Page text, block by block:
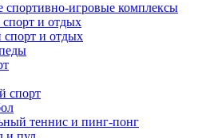
спортивно-игровые комплексы
и отдых
и отдых
спорт
теннис и пинг-понг